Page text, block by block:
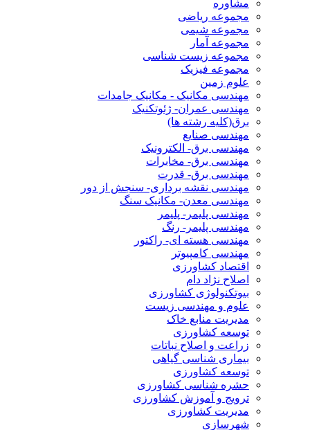
مشاوره
مجموعه ریاضی
مجموعه شیمی
مجموعه آمار
مجموعه زیست شناسی
مجموعه فیزیک
علوم زمین
مهندسی مکانیک - مکانیک جامدات
مهندسی عمران- ژئوتکنیک
برق(کلیه رشته ها)
مهندسی صنایع
مهندسی برق- الکترونیک
مهندسی برق- مخابرات
مهندسی برق- قدرت
مهندسی نقشه برداری- سنجش از دور
مهندسی معدن- مکانیک سنگ
مهندسی پلیمر- پلیمر
مهندسی پلیمر- رنگ
مهندسی هسته ای- راکتور
مهندسی کامپیوتر
اقتصاد کشاورزی
اصلاح نژاد دام
بیوتکنولوژی کشاورزی
علوم و مهندسی زیست
مدیریت منابع خاک
توسعه کشاورزی
زراعت و اصلاح نباتات
بیماری شناسی گیاهی
توسعه کشاورزی
حشره شناسی کشاورزی
ترویج و آموزش کشاورزی
مدیریت کشاورزی
شهرسازی